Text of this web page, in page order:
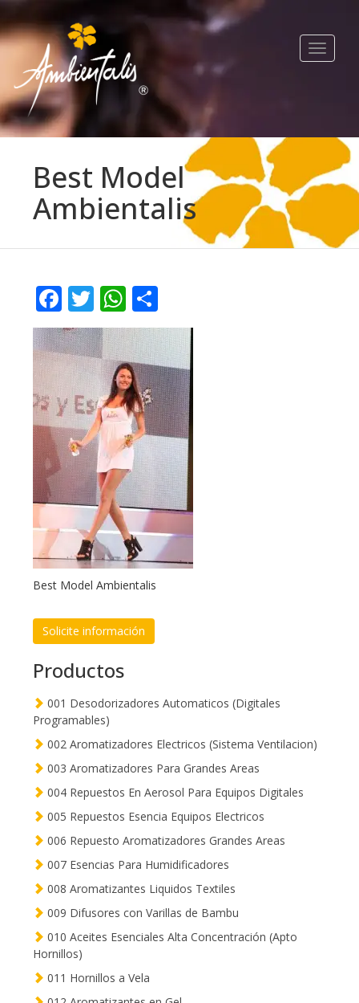
Toggle
Best Model
Ambientalis
Facebook
TwitterWhatsApp
Best Model Ambientalis
Solicite información
Productos
001 Desodorizadores Automaticos (Digitales
Programables)
002 Aromatizadores Electricos (Sistema Ventilacion)
003 Aromatizadores Para Grandes Areas
004 Repuestos En Aerosol Para Equipos Digitales
005 Repuestos Esencia Equipos Electricos
006 Repuesto Aromatizadores Grandes Areas
007 Esencias Para Humidificadores
008 Aromatizantes Liquidos Textiles
009 Difusores con Varillas de Bambu
010 Aceites Esenciales Alta Concentración (Apto
Hornillos)
011 Hornillos a Vela